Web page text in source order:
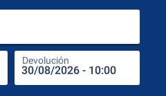
Devolución